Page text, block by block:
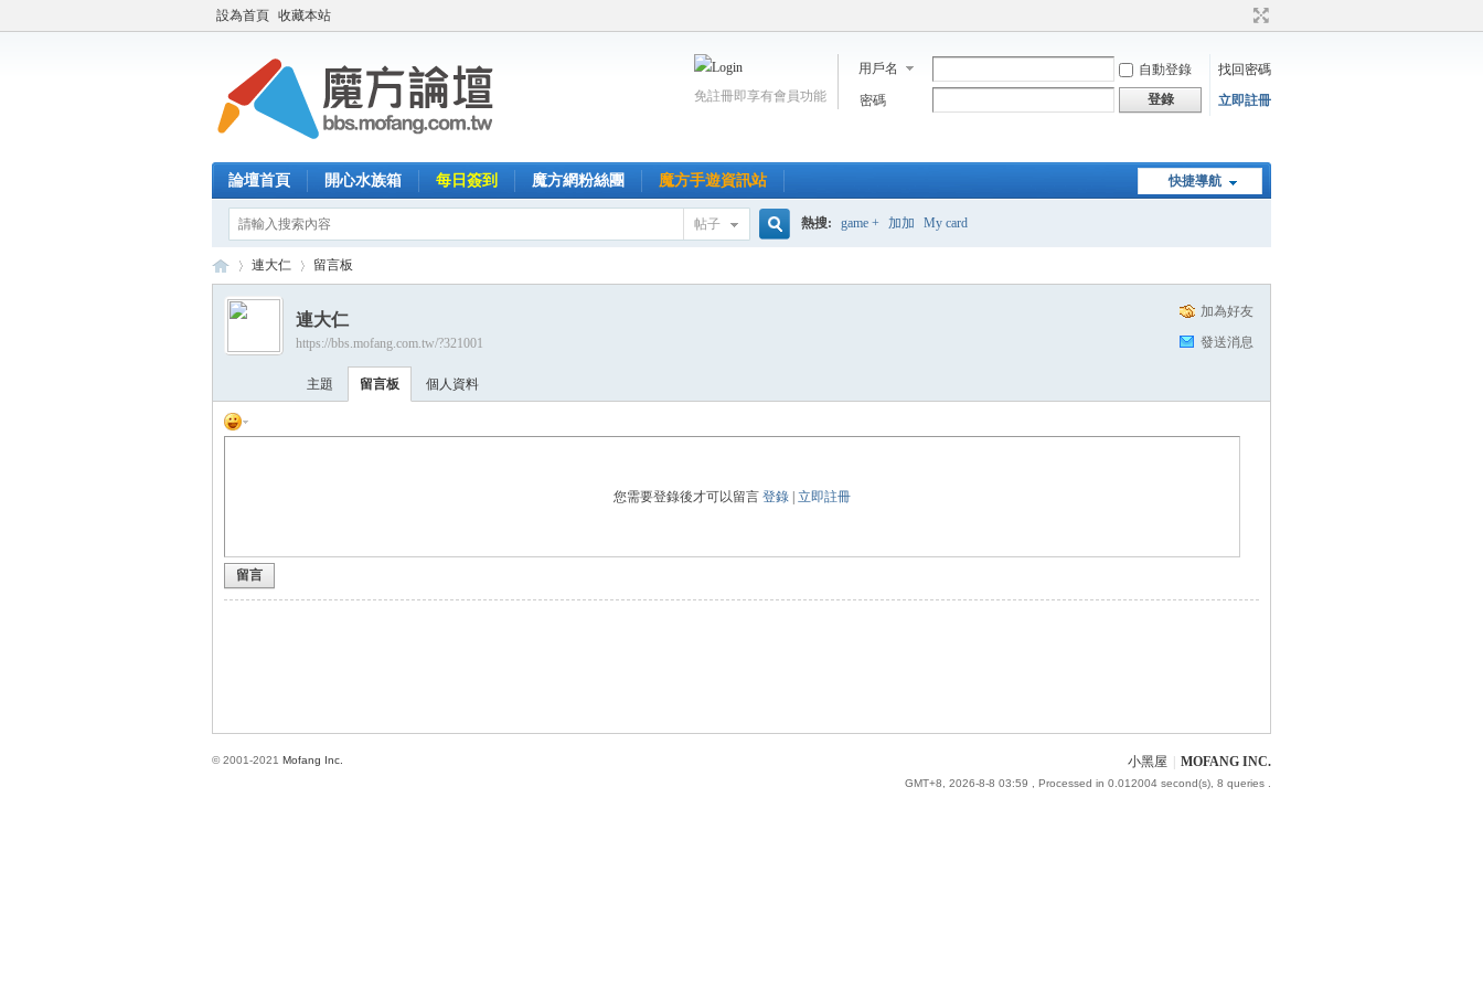
設為首頁 收藏本站
用戶名 自動登錄
找回密碼
密碼
登錄 立即註冊
免註冊即享有會員功能
快捷導航
論壇首頁 開心水族箱 每日簽到 魔方網粉絲團 魔方手遊資訊站
帖子 熱搜: game + 加加 My card
›
連大仁 留言板
加為好友
發送消息
連大仁
https://bbs.mofang.com.tw/?321001
主題 留言板 個人資料
您需要登錄後才可以留言登錄 |立即註冊
留言
小黑屋 MOFANG INC.
GMT+8, 2026-8-8 03:59 , Processed in 0.012004 second(s), 8 queries .
© 2001-2021 Mofang Inc.